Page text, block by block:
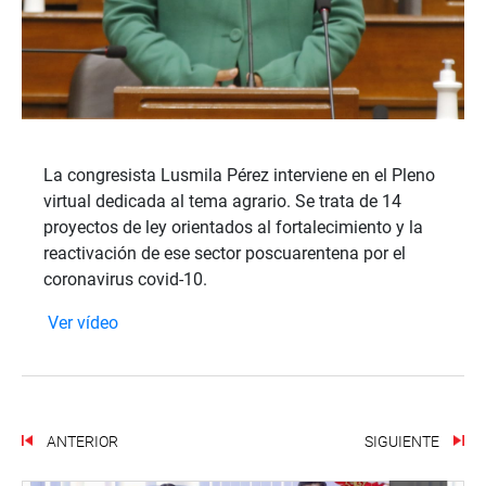
La congresista Lusmila Pérez interviene en el Pleno
virtual dedicada al tema agrario. Se trata de 14
proyectos de ley orientados al fortalecimiento y la
reactivación de ese sector poscuarentena por el
coronavirus covid-10.
Ver vídeo
ANTERIOR SIGUIENTE